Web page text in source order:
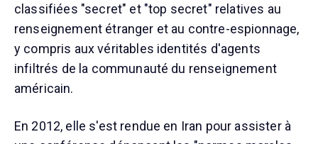
classifiées "secret" et "top secret" relatives au
renseignement étranger et au contre-espionnage,
y compris aux véritables identités d'agents
infiltrés de la communauté du renseignement
américain.
En 2012, elle s'est rendue en Iran pour assister à